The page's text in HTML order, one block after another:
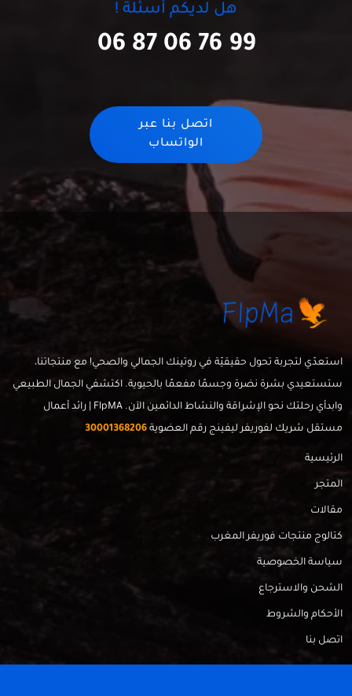
هل لديكم أسئلة !
06 87 06 76 99
اتصل بنا عبر
الواتساب
استعدّي لتجربة تحول حقيقيّة في روتينك الجمالي والصحي! مع منتجاتنا،
ستستعيدي بشرة نضرة وجسمًا مفعمًا بالحيوية. اكتشفي الجمال الطبيعي
وابدأي رحلتك نحو الإشراقة والنشاط الدائمين الآن. FlpMA | رائد أعمال
مستقل شريك لفوريفر ليفينج رقم العضوية 30001368206
الرئيسية
المتجر
مقالات
كتالوج منتجات فوريفر المغرب
سياسة الخصوصية
الشحن والاسترجاع
الأحكام والشروط
اتصل بنا